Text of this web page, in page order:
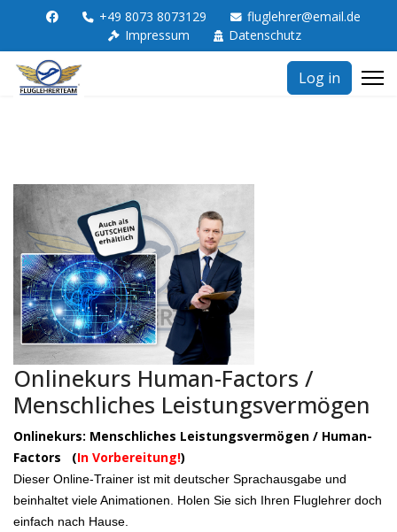
+49 8073 8073129
fluglehrer@email.de
Impressum
Datenschutz
Log in
Onlinekurs Human-Factors /
Menschliches Leistungsvermögen
Onlinekurs: Menschliches Leistungsvermögen / Human-
Factors (In Vorbereitung!)
Dieser Online-Trainer ist mit deutscher Sprachausgabe und
beinhaltet viele Animationen. Holen Sie sich Ihren Fluglehrer doch
einfach nach Hause.